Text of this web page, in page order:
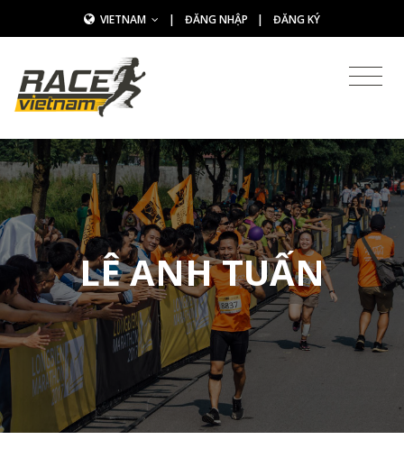
VIETNAM | ĐĂNG NHẬP | ĐĂNG KÝ
LÊ ANH TUẤN